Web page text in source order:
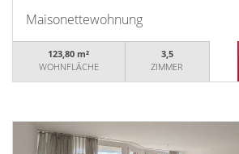
Maisonettewohnung
123,80 m²
WOHNFLÄCHE
3,5
ZIMMER